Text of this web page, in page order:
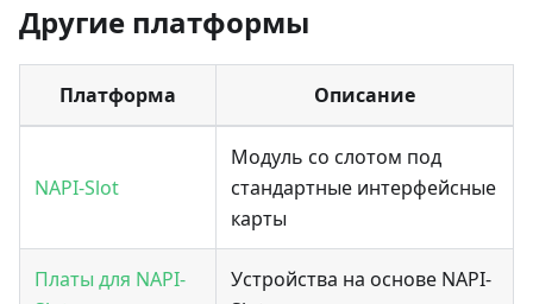
Другие платформы
Платформа Описание
NAPI-Slot
Модуль со слотом под
стандартные интерфейсные
карты
Платы для NAPI-
Устройства на основе NAPI-